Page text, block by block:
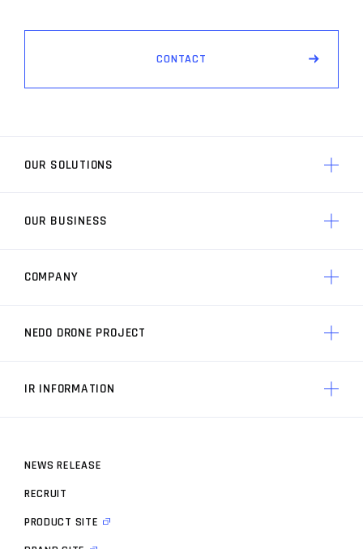
CONTACT
OUR SOLUTIONS
AP3 制御技術
AP3 制御技術の特徴
OUR BUSINESS
ACSLの実績
ACSLの技術力
COMPANY
ACSLのミッション
ACSLの歩み
NEDO DRONE PROJECT
開発事業者
お知らせ
ドローンスペック
IR INFORMATION
株主・投資家情報 トップ
IRニュース
IRライブラリ
NEWS RELEASE
RECRUIT
PRODUCT SITE